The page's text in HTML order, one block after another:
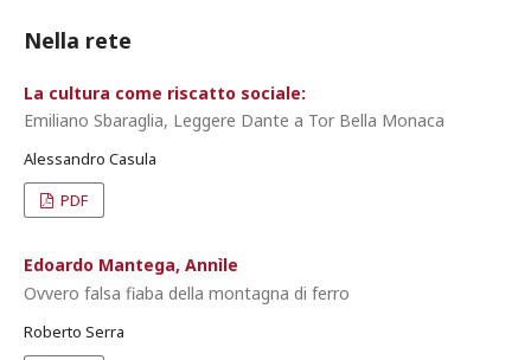
Nella rete
La cultura come riscatto sociale:
Emiliano Sbaraglia, Leggere Dante a Tor Bella Monaca
Alessandro Casula
PDF
Edoardo Mantega, Annìle
Ovvero falsa fiaba della montagna di ferro
Roberto Serra